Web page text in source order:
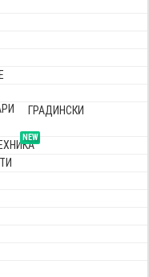
ГРАДИНСКИ
NEW